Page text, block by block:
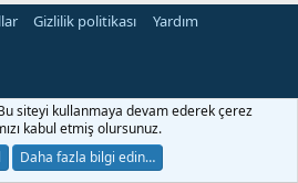
Gizlilik politikası
Yardım
siteyi kullanmaya devam ederek çerez
kabul etmiş olursunuz.
Daha fazla bilgi edin…